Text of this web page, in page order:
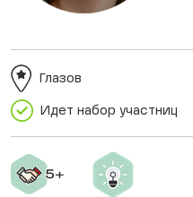
Идет набор участниц
Глазов